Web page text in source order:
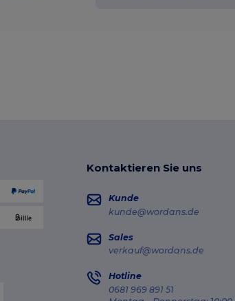
Kontaktieren Sie uns
Kunde
kunde@wordans.de
Sales
verkauf@wordans.de
Hotline
0681 969 891 51